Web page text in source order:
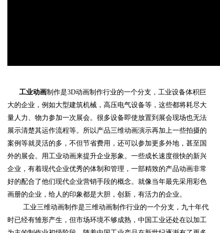
工业动画制作是3D动画制作行业的一个分支，工业设备体积巨
大的企业，例如大型建筑机械，高压电气设备等，这些都将耗尽大
量人力、物力参加一次展会。很多设备即使放置到展会现场也无法
展示清楚其运作流程等。所以产品三维动画演示再加上一些拍摄的
案例等就灵活的多，不但节省费用，还可以参加更多外地，甚至国
外的展会。用工业动画来提升企业形象。一些成长速度很快的新兴
企业，有着现代企业优秀的体制和管理，一部精致的产品动画非常
好的配合了他们现代企业营销手段的概念。就像当年最先采用彩色
画册的企业，给人的印象都是大胆，创新，有活力的企业。
工业三维动画制作是三维动画制作行业的一个分支，九十年代
时已经有雏形产生，但市场环境不够成熟，中国工业还处在以加工